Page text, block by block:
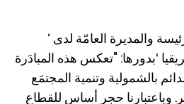
والمديرة العامّة لدى ’
‘بدورها: "تعكس هذه المبادَرة
بالشمولية وتنمية المجتمَع
وباعتبارنا حجر أساس للقطاع